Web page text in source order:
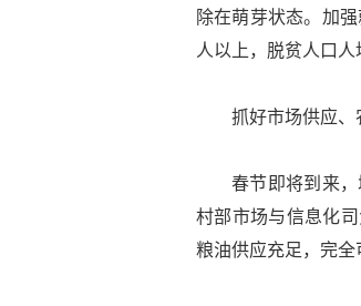
除在萌芽状态。加
人以上，脱贫人口人
抓好市场供应
春节即将到来
村部市场与信息化
粮油供应充足，完全